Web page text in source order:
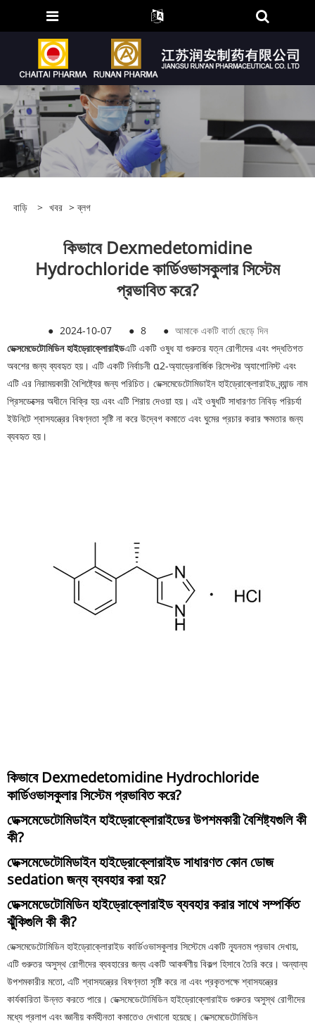
বাড়ি > খবর >ব্লগ
কিভাবে Dexmedetomidine
Hydrochloride কার্ডিওভাসকুলার সিস্টেম
প্রভাবিত করে?
● 2024-10-07 ● 8 ● আমাকে একটি বার্তা ছেড়ে দিন
ডেক্সমেডেটোমিডিন হাইড্রোক্লোরাইডএটি একটি ওষুধ যা গুরুতর যত্ন রোগীদের এবং পদ্ধতিগত
অবশের জন্য ব্যবহৃত হয়। এটি একটি নির্বাচনী α2-অ্যাড্রেনার্জিক রিসেপ্টর অ্যাগোনিস্ট এবং
এটি এর নিরাময়কারী বৈশিষ্ট্যের জন্য পরিচিত। ডেক্সমেডেটোমিডাইন হাইড্রোক্লোরাইড ব্র্যান্ড নাম
প্রিসডেক্সের অধীনে বিক্রি হয় এবং এটি শিরায় দেওয়া হয়। এই ওষুধটি সাধারণত নিবিড় পরিচর্যা
ইউনিটে শ্বাসযন্ত্রের বিষণ্নতা সৃষ্টি না করে উদ্বেগ কমাতে এবং ঘুমের প্রচার করার ক্ষমতার জন্য
ব্যবহৃত হয়।
কিভাবে Dexmedetomidine Hydrochloride
কার্ডিওভাসকুলার সিস্টেম প্রভাবিত করে?
ডেক্সমেডেটোমিডাইন হাইড্রোক্লোরাইডের উপশমকারী বৈশিষ্ট্যগুলি কী
কী?
ডেক্সমেডেটোমিডাইন হাইড্রোক্লোরাইড সাধারণত কোন ডোজ
sedation জন্য ব্যবহার করা হয়?
ডেক্সমেডেটোমিডিন হাইড্রোক্লোরাইড ব্যবহার করার সাথে সম্পর্কিত
ঝুঁকিগুলি কী কী?
ডেক্সমেডেটোমিডিন হাইড্রোক্লোরাইড কার্ডিওভাসকুলার সিস্টেমে একটি ন্যূনতম প্রভাব দেখায়,
এটি গুরুতর অসুস্থ রোগীদের ব্যবহারের জন্য একটি আকর্ষণীয় বিকল্প হিসাবে তৈরি করে। অন্যান্য
উপশমকারীর মতো, এটি শ্বাসযন্ত্রের বিষণ্নতা সৃষ্টি করে না এবং প্রকৃতপক্ষে শ্বাসযন্ত্রের
কার্যকারিতা উন্নত করতে পারে। ডেক্সমেডেটোমিডিন হাইড্রোক্লোরাইড গুরুতর অসুস্থ রোগীদের
মধ্যে প্রলাপ এবং জ্ঞানীয় কর্মহীনতা কমাতেও দেখানো হয়েছে। ডেক্সমেডেটোমিডিন